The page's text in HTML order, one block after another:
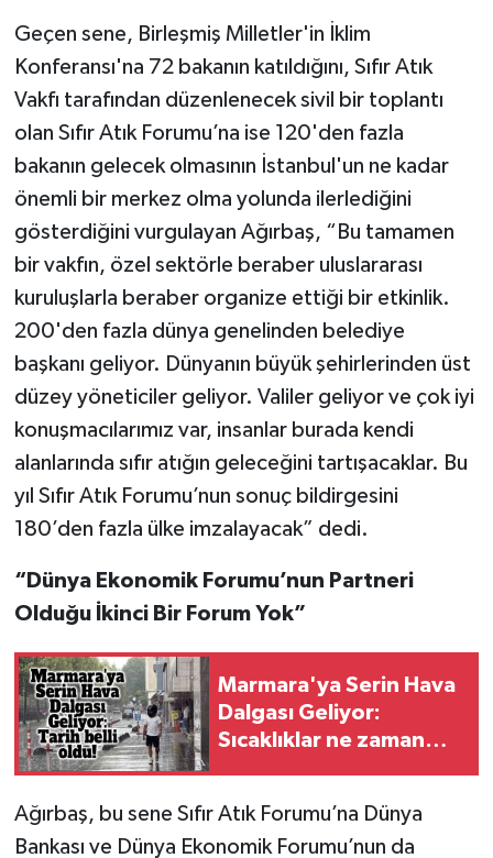
Geçen sene, Birleşmiş Milletler'in İklim
Konferansı'na 72 bakanın katıldığını, Sıfır Atık
Vakfı tarafından düzenlenecek sivil bir toplantı
olan Sıfır Atık Forumu’na ise 120'den fazla
bakanın gelecek olmasının İstanbul'un ne kadar
önemli bir merkez olma yolunda ilerlediğini
gösterdiğini vurgulayan Ağırbaş, “Bu tamamen
bir vakfın, özel sektörle beraber uluslararası
kuruluşlarla beraber organize ettiği bir etkinlik.
200'den fazla dünya genelinden belediye
başkanı geliyor. Dünyanın büyük şehirlerinden üst
düzey yöneticiler geliyor. Valiler geliyor ve çok iyi
konuşmacılarımız var, insanlar burada kendi
alanlarında sıfır atığın geleceğini tartışacaklar. Bu
yıl Sıfır Atık Forumu’nun sonuç bildirgesini
180’den fazla ülke imzalayacak” dedi.
“Dünya Ekonomik Forumu’nun Partneri
Olduğu İkinci Bir Forum Yok”
Marmara'ya Serin Hava
Dalgası Geliyor:
Sıcaklıklar ne zaman
Ağırbaş, bu sene Sıfır Atık Forumu’na Dünya
Bankası ve Dünya Ekonomik Forumu’nun da